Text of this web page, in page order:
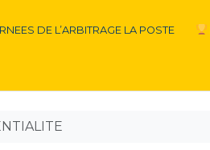
DE L’ARBITRAGE LA POSTE